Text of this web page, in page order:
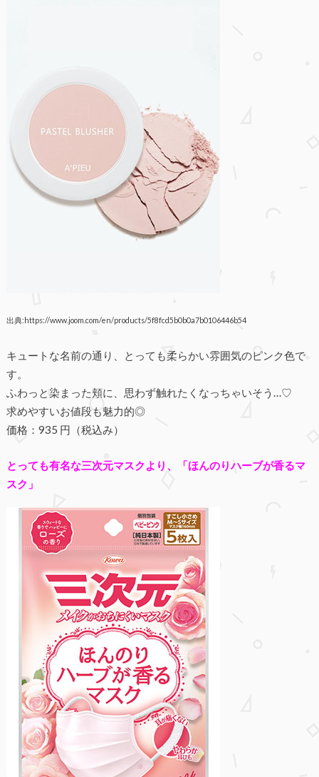
出典:https://www.joom.com/en/products/5f8fcd5b0b0a7b0106446b54
キュートな名前の通り、とっても柔らかい雰囲気のピンク色で
す。
ふわっと染まった頬に、思わず触れたくなっちゃいそう…♡
求めやすいお値段も魅力的◎
価格：935 円（税込み）
とっても有名な三次元マスクより、「ほんのりハーブが香るマ
スク」